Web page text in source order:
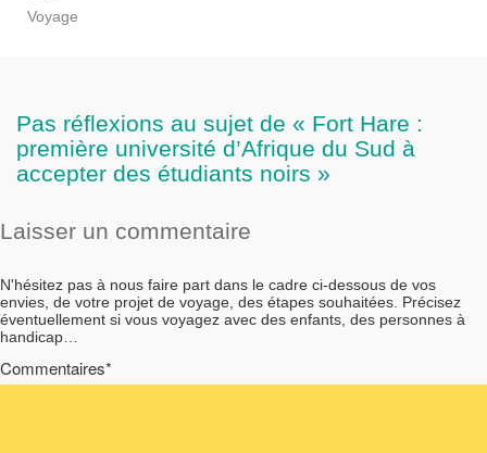
Voyage
Pas réflexions au sujet de « Fort Hare :
première université d’Afrique du Sud à
accepter des étudiants noirs »
Laisser un commentaire
N'hésitez pas à nous faire part dans le cadre ci-dessous de vos
envies, de votre projet de voyage, des étapes souhaitées. Précisez
éventuellement si vous voyagez avec des enfants, des personnes à
handicap…
Commentaires*